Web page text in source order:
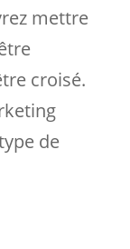
mettre
croisé.
de